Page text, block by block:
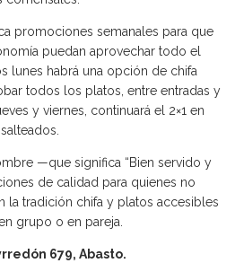
promociones semanales para que
puedan aprovechar todo el
lunes habrá una opción de chifa
todos los platos, entre entradas y
y viernes, continuará el 2×1 en
—que significa “Bien servido y
de calidad para quienes no
la tradición chifa y platos accesibles
grupo o en pareja.
679, Abasto.